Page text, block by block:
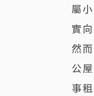
屬
實
然
公
事